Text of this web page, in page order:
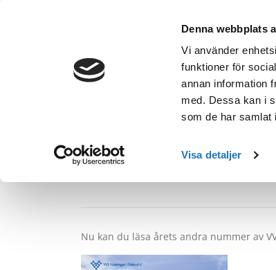
Denna webbplats
Vi använder
funktioner för
annan information
med. Dessa kan i
som de har samlat
Visa detaljer
FÖRENINGEN
VVS 2/2022 har
Nu kan du läsa årets andra nummer av